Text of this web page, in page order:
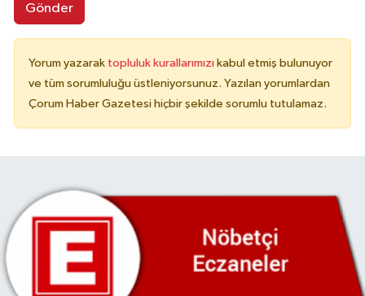
Gönder
Yorum yazarak topluluk kurallarımızı kabul etmiş bulunuyor
ve tüm sorumluluğu üstleniyorsunuz. Yazılan yorumlardan
Çorum Haber Gazetesi hiçbir şekilde sorumlu tutulamaz.